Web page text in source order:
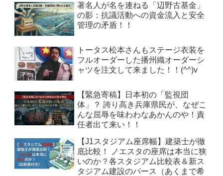
著名人が名を連ねる「辺野古基金」
の影：抗議活動への資金流入と安全
管理の矛盾！！
トータス松本さんもステージ衣装を
フルオーダーした播州織オーダーシ
ャツを注文して来ました！！(^^)v
【緊急寄稿】日本初の「監視団
体」？ 誇り高き兵庫県民が、なぜこ
んな屈辱を味わわなあかんのや！責
任者出て来い！！
【J1スタジアム座席幅】建築士が徹
底比較！ ノエスタの座席は本当に狭
いのか？各スタジアム比較表＆新ス
タジアム建設のパース（あくまで希